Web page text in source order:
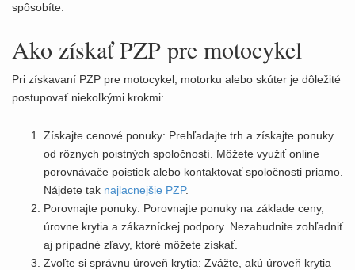
spôsobíte.
Ako získať PZP pre motocykel
Pri získavaní PZP pre motocykel, motorku alebo skúter je dôležité
postupovať niekoľkými krokmi:
Získajte cenové ponuky: Prehľadajte trh a získajte ponuky
od rôznych poistných spoločností. Môžete využiť online
porovnávače poistiek alebo kontaktovať spoločnosti priamo.
Nájdete tak najlacnejšie PZP.
Porovnajte ponuky: Porovnajte ponuky na základe ceny,
úrovne krytia a zákazníckej podpory. Nezabudnite zohľadniť
aj prípadné zľavy, ktoré môžete získať.
Zvoľte si správnu úroveň krytia: Zvážte, akú úroveň krytia